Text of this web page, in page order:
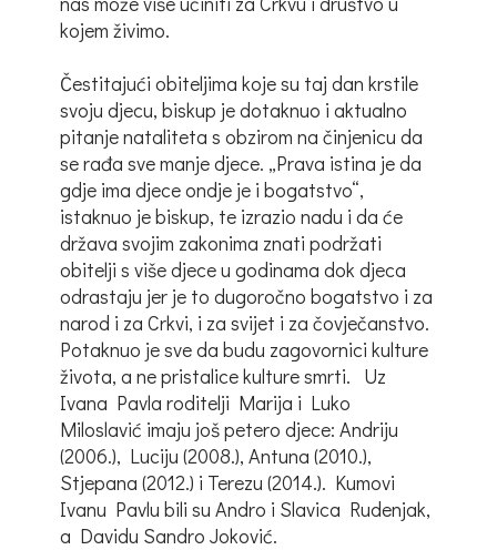
kojem živimo.
Čestitajući obiteljima koje su taj dan krstile
svoju djecu, biskup je dotaknuo i aktualno
pitanje nataliteta s obzirom na činjenicu da
se rađa sve manje djece. „Prava istina je da
gdje ima djece ondje je i bogatstvo“,
istaknuo je biskup, te izrazio nadu i da će
država svojim zakonima znati podržati
obitelji s više djece u godinama dok djeca
odrastaju jer je to dugoročno bogatstvo i za
narod i za Crkvi, i za svijet i za čovječanstvo.
Potaknuo je sve da budu zagovornici kulture
života, a ne pristalice kulture smrti. Uz
Ivana Pavla roditelji Marija i Luko
Miloslavić imaju još petero djece: Andriju
(2006.), Luciju (2008.), Antuna (2010.),
Stjepana (2012.) i Terezu (2014.). Kumovi
Ivanu Pavlu bili su Andro i Slavica Rudenjak,
a Davidu Sandro Joković.